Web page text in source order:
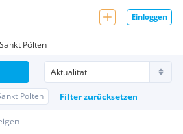
Einloggen
Pölten
Pölten Filter zurücksetzen